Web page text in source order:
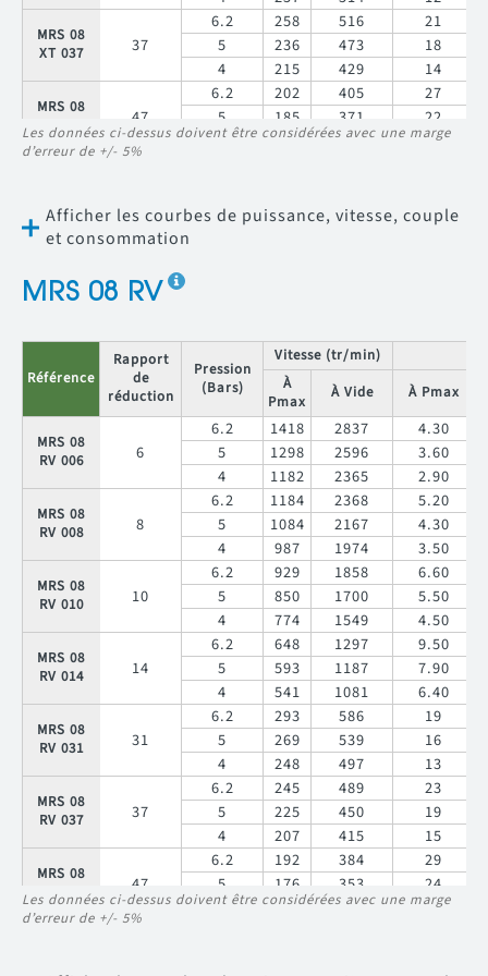
MRS 08
XT 037
37
6.2 258 516
21
5
236 473
18
4
215 429 14
MRS 08
XT 047
47
6.2 202 405
27
5
185 371
22
4
168 337 18
4
141 281 22
MRS 08
XT 080
98 196
XT 102
102
6.2 93 185
85
4
77 154 40
MRS 08
XT 147
6.2 64 128
80
5
58 116
66
4
53 106 55
Les données ci-dessus doivent être considérées avec une marge
d’erreur de +/- 5%
Afficher les courbes de puissance, vitesse, couple
et consommation
MRS 08 RV
Référence
Rapport
de
réduction
Pression
(Bars)
Vitesse (tr/min)
À
Pmax
À Vide À Pmax
MRS 08
RV 006
6
6.2 1418 2837
4.30
5
1298 2596
3.60
4
1182 2365 2.90
MRS 08
RV 008
8
6.2 1184 2368
5.20
5
1084 2167
4.30
4
987 1974 3.50
MRS 08
RV 010
10
6.2 929 1858
6.60
5
850 1700
5.50
4
774 1549 4.50
MRS 08
RV 014
14
6.2 648 1297
9.50
5
593 1187
7.90
4
541 1081 6.40
MRS 08
RV 031
31
6.2 293 586
19
5
269 539
16
4
248 497 13
MRS 08
RV 037
37
6.2 245 489
23
5
225 450
19
4
207 415 15
MRS 08
RV 047
47
6.2 192 384
29
5
176 353
24
4
163 325 20
Les données ci-dessus doivent être considérées avec une marge
d’erreur de +/- 5%